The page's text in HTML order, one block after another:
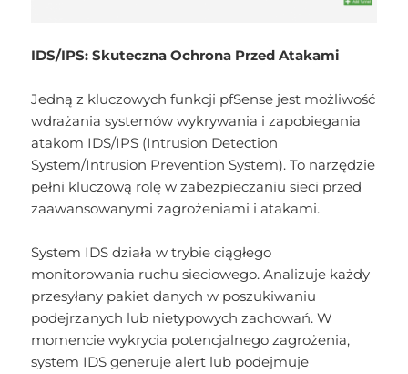
IDS/IPS: Skuteczna Ochrona Przed Atakami
Jedną z kluczowych funkcji pfSense jest możliwość
wdrażania systemów wykrywania i zapobiegania
atakom IDS/IPS (Intrusion Detection
System/Intrusion Prevention System). To narzędzie
pełni kluczową rolę w zabezpieczaniu sieci przed
zaawansowanymi zagrożeniami i atakami.
System IDS działa w trybie ciągłego
monitorowania ruchu sieciowego. Analizuje każdy
przesyłany pakiet danych w poszukiwaniu
podejrzanych lub nietypowych zachowań. W
momencie wykrycia potencjalnego zagrożenia,
system IDS generuje alert lub podejmuje